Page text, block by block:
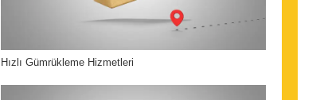
Hızlı Gümrükleme Hizmetleri